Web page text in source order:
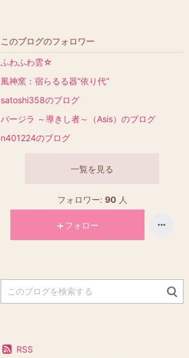
このブログのフォロワー
ふわふわ雲☆
風神窯：宿らるる器”依り代”
satoshi358のブログ
バージラ ～導きし者～（Asis）のブログ
n401224のブログ
一覧を見る
フォロワー: 90 人
フォロー
RSS